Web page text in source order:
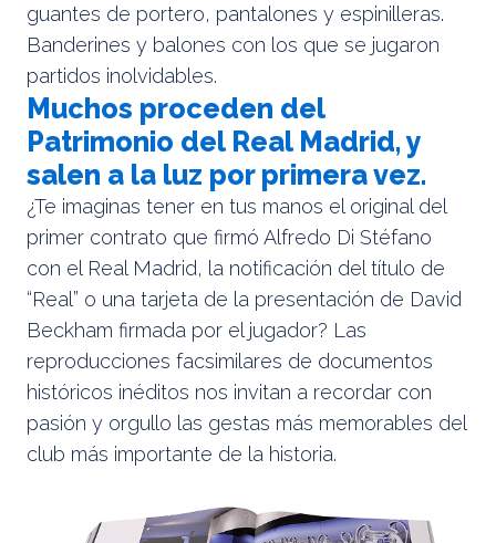
guantes de portero, pantalones y espinilleras.
Banderines y balones con los que se jugaron
partidos inolvidables.
Muchos proceden del
Patrimonio del Real Madrid, y
salen a la luz por primera vez.
¿Te imaginas tener en tus manos el original del
primer contrato que firmó Alfredo Di Stéfano
con el Real Madrid, la notificación del título de
“Real” o una tarjeta de la presentación de David
Beckham firmada por el jugador? Las
reproducciones facsimilares de documentos
históricos inéditos nos invitan a recordar con
pasión y orgullo las gestas más memorables del
club más importante de la historia.